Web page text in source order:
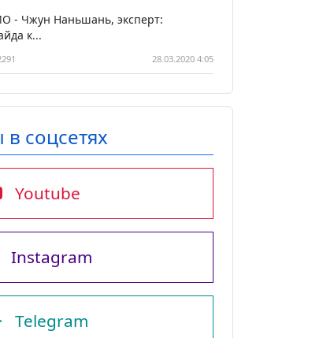
- Чжун Наньшань, эксперт:
к...
28.03.2020 4:05
соцсетях
Youtube
Instagram
Telegram